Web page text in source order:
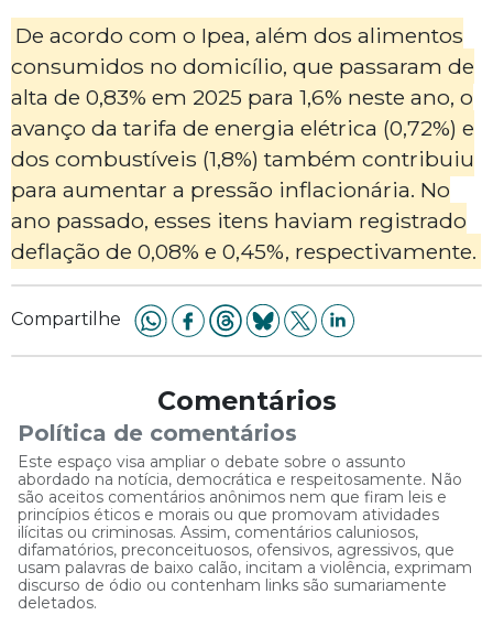
De acordo com o Ipea, além dos alimentos
consumidos no domicílio, que passaram de
alta de 0,83% em 2025 para 1,6% neste ano, o
avanço da tarifa de energia elétrica (0,72%) e
dos combustíveis (1,8%) também contribuiu
para aumentar a pressão inflacionária. No
ano passado, esses itens haviam registrado
deflação de 0,08% e 0,45%, respectivamente.
Compartilhe
Comentários
Política de comentários
Este espaço visa ampliar o debate sobre o assunto
abordado na notícia, democrática e respeitosamente. Não
são aceitos comentários anônimos nem que firam leis e
princípios éticos e morais ou que promovam atividades
ilícitas ou criminosas. Assim, comentários caluniosos,
difamatórios, preconceituosos, ofensivos, agressivos, que
usam palavras de baixo calão, incitam a violência, exprimam
discurso de ódio ou contenham links são sumariamente
deletados.